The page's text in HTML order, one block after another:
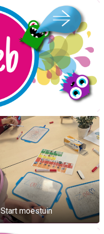
Start moestuin